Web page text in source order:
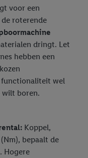
voor een
roterende
dringt. Let
hebben een
functionaliteit wel
wilt boren.
Koppel,
bepaalt de
Hogere